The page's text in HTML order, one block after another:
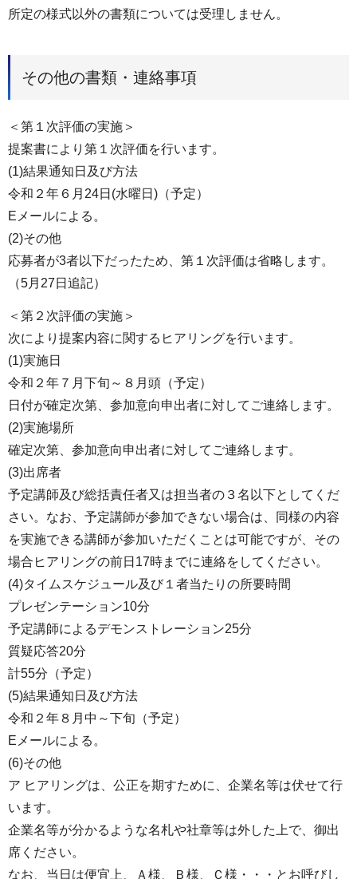
所定の様式以外の書類については受理しません。
その他の書類・連絡事項
＜第１次評価の実施＞
提案書により第１次評価を行います。
(1)結果通知日及び方法
令和２年６月24日(水曜日)（予定）
Eメールによる。
(2)その他
応募者が3者以下だったため、第１次評価は省略します。
（5月27日追記）
＜第２次評価の実施＞
次により提案内容に関するヒアリングを行います。
(1)実施日
令和２年７月下旬～８月頭（予定）
日付が確定次第、参加意向申出者に対してご連絡します。
(2)実施場所
確定次第、参加意向申出者に対してご連絡します。
(3)出席者
予定講師及び総括責任者又は担当者の３名以下としてくだ
さい。なお、予定講師が参加できない場合は、同様の内容
を実施できる講師が参加いただくことは可能ですが、その
場合ヒアリングの前日17時までに連絡をしてください。
(4)タイムスケジュール及び１者当たりの所要時間
プレゼンテーション10分
予定講師によるデモンストレーション25分
質疑応答20分
計55分（予定）
(5)結果通知日及び方法
令和２年８月中～下旬（予定）
Eメールによる。
(6)その他
ア ヒアリングは、公正を期すために、企業名等は伏せて行
います。
企業名等が分かるような名札や社章等は外した上で、御出
席ください。
なお、当日は便宜上、Ａ様、Ｂ様、Ｃ様・・・とお呼びし